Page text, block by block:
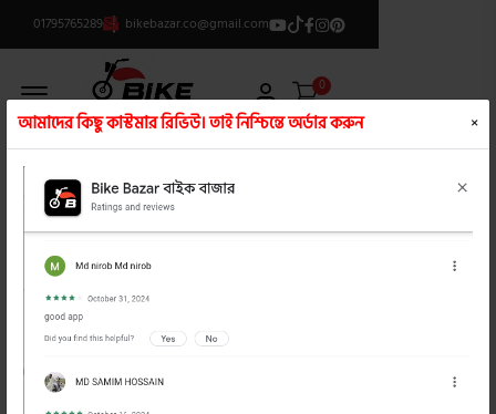
01795765289 bikebazar.co@gmail.com
Offcanvas Menu Open 0
ক্যাটাগরি লিস্ট/সুদৃশ্য চাবির রিং
product view
আমাদের কিছু কাস্টমার রিভিউ। তাই নিশ্চিন্তে অর্ডার করুন ×